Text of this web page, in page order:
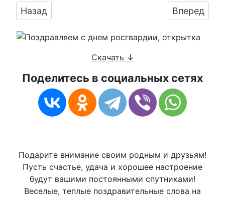
Предыдущий: Оригинальное изображение
Назад Вперед
Скачать ↓
Поделитесь в социальных сетях
Подарите внимание своим родным и друзьям!
Пусть счастье, удача и хорошее настроение
будут вашими постоянными спутниками!
Веселые, теплые поздравительные слова на